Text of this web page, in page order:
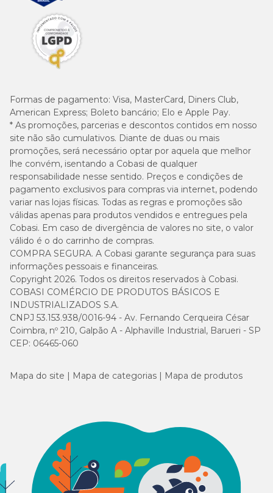
Formas de pagamento: Visa, MasterCard, Diners Club,
American Express; Boleto bancário; Elo e Apple Pay.
* As promoções, parcerias e descontos contidos em nosso
site não são cumulativos. Diante de duas ou mais
promoções, será necessário optar por aquela que melhor
lhe convém, isentando a Cobasi de qualquer
responsabilidade nesse sentido. Preços e condições de
pagamento exclusivos para compras via internet, podendo
variar nas lojas físicas. Todas as regras e promoções são
válidas apenas para produtos vendidos e entregues pela
Cobasi. Em caso de divergência de valores no site, o valor
válido é o do carrinho de compras.
COMPRA SEGURA. A Cobasi garante segurança para suas
informações pessoais e financeiras.
Copyright 2026. Todos os direitos reservados à Cobasi.
COBASI COMÉRCIO DE PRODUTOS BÁSICOS E
INDUSTRIALIZADOS S.A.
CNPJ 53.153.938/0016-94 - Av. Fernando Cerqueira César
Coimbra, nº 210, Galpão A - Alphaville Industrial, Barueri - SP
CEP: 06465-060
Mapa do site Mapa de categorias Mapa de produtos